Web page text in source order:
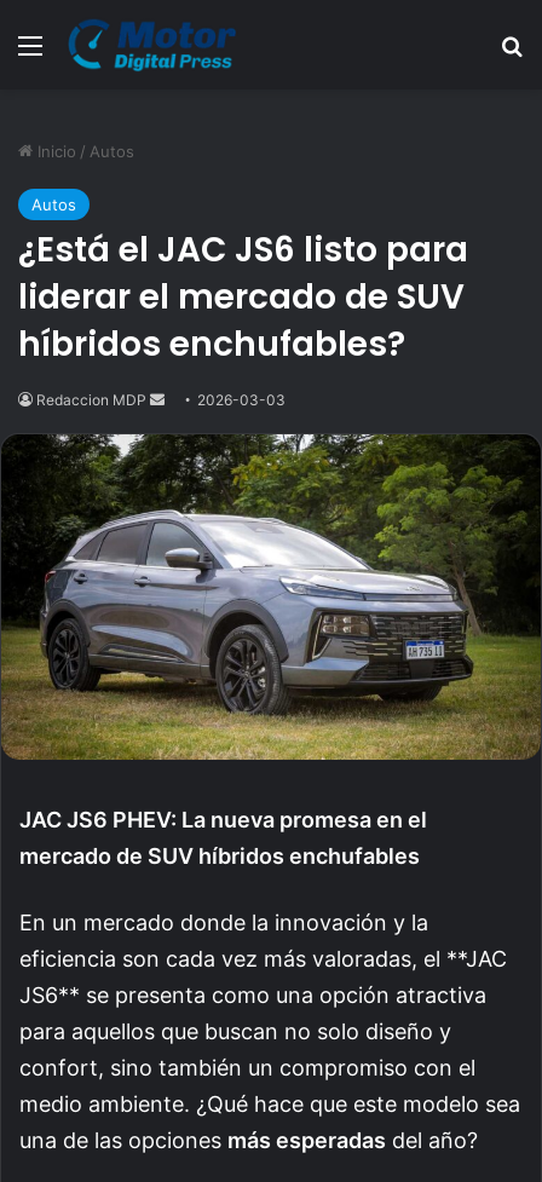
Menú
Inicio / Autos
Autos
¿Está el JAC JS6 listo para
liderar el mercado de SUV
híbridos enchufables?
Redaccion MDP
Send
email
2026-03-03
JAC JS6 PHEV: La nueva promesa en el
mercado de SUV híbridos enchufables
En un mercado donde la innovación y la
eficiencia son cada vez más valoradas, el **JAC
JS6** se presenta como una opción atractiva
para aquellos que buscan no solo diseño y
confort, sino también un compromiso con el
medio ambiente. ¿Qué hace que este modelo sea
una de las opciones más esperadas del año?